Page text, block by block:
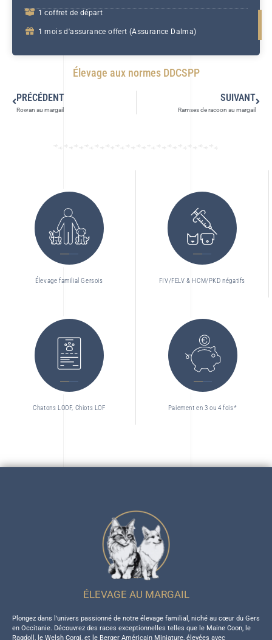
1 coffret de départ
1 mois d'assurance offert (Assurance Dalma)
Élevage aux normes DDCSPP
PRÉCÉDENT
Rowan au margail
SUIVANT
Ramses de racoon au margail
Élevage familial Gersois FIV/FELV & HCM/PKD négatifs
Chatons LOOF, Chiots LOF Paiement en 3 ou 4 fois*
ÉLEVAGE AU MARGAIL
Plongez dans l’univers passionné de notre élevage familial, niché au cœur du Gers
en Occitanie. Découvrez des races exceptionnelles telles que le Maine Coon, le
Ragdoll, le Welsh Corgi, et le Berger Américain Miniature, élevées avec